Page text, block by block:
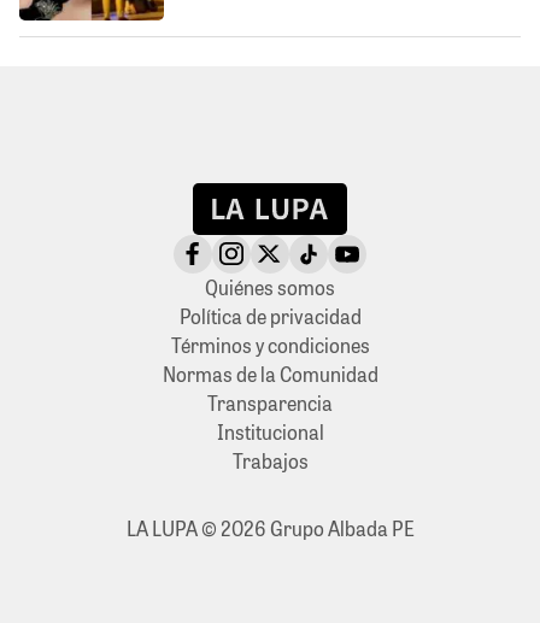
Quiénes somos
Política de privacidad
Términos y condiciones
Normas de la Comunidad
Transparencia
Institucional
Trabajos
LA LUPA © 2026 Grupo Albada PE